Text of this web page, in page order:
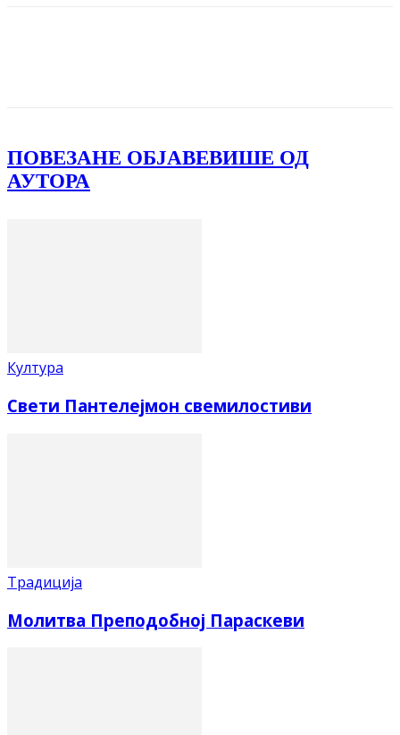
ПОВЕЗАНЕ ОБЈАВЕВИШЕ ОД
АУТОРА
Култура
Свети Пантелејмон свемилостиви
Традиција
Молитва Преподобној Параскеви